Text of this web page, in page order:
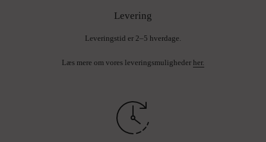
Levering
Leveringstid er 2–5 hverdage.
Læs mere om vores leveringsmuligheder her.